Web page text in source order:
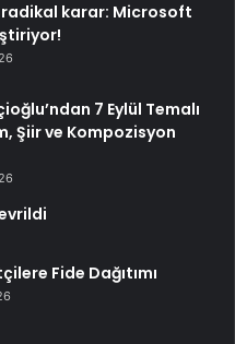
karar: Microsoft
7 Eylül Temalı
Şiir ve Kompozisyon
Fide Dağıtımı